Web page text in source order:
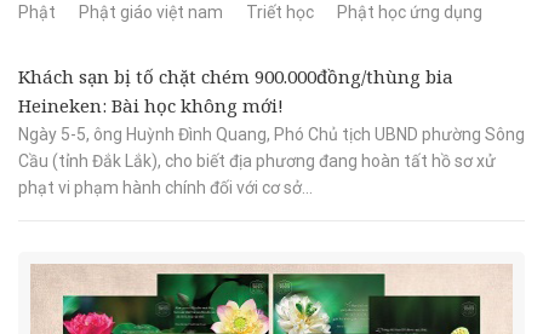
Phật
Phật giáo việt nam Triết học Phật học ứng dụng
Khách sạn bị tố chặt chém 900.000đồng/thùng bia
Heineken: Bài học không mới!
Ngày 5-5, ông Huỳnh Đình Quang, Phó Chủ tịch UBND phường Sông
Cầu (tỉnh Đắk Lắk), cho biết địa phương đang hoàn tất hồ sơ xử
phạt vi phạm hành chính đối với cơ sở...